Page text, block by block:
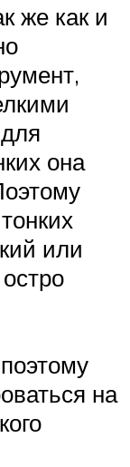
же как и
она
или
на